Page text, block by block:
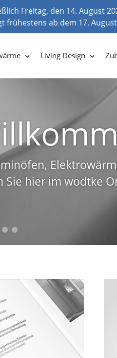
Freitag, den 14. August
ab dem 17.
Living Design
hier im wodtke
Kaminöfen finden
ohne
Designobjekte